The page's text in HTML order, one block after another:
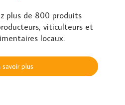
plus de 800 produits
viticulteurs et
locaux.
savoir plus